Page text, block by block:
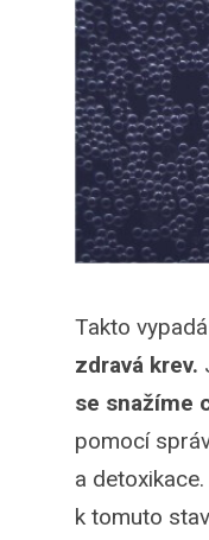
Takto
zdravá krev.
se snažíme
pomocí
a
k tomuto